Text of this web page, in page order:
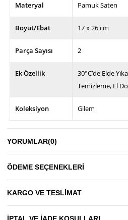
Materyal Pamuk Saten
Boyut/Ebat 17 x 26 cm
Parça Sayısı 2
Ek Özellik
30°C’de Elde
Temizleme El
Koleksiyon Gilem
YORUMLAR(0)
ÖDEME SEÇENEKLERI
KARGO VE TESLIMAT